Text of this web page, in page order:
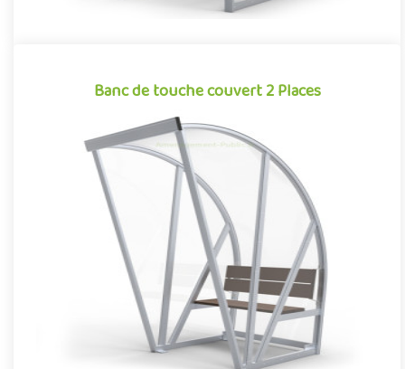
Banc de touche couvert 2 Places
Banc de touche couvert 2 Places
Banc de touche monobloc surmonté d’un toit en auvent, cet abri
de 2 places, a été conçu et optimisé pour offrir aux équipes u..
Offre partenaire